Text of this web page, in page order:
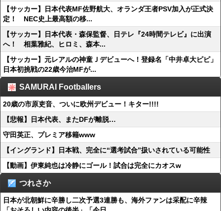
【サッカー】日本代表MF佐野航大、オランダ王者PSV加入が正式決
定！ NEC史上最高額の移...
【サッカー】日本代表・森保監督、日テレ『24時間テレビ』に出演
へ！ 相葉雅紀、ヒロミ、森本...
【サッカー】元レアルの神童Ｊデビューへ！登録名「中井卓大ピピ」
日本初挑戦の22歳今治MFが...
SAMURAI Footballers
20歳の市原吏音、ついに欧州デビュー！キター!!!!
【悲報】日本代表、またDFが離脱…
守田英正、プレミア移籍www
【イングランド】日本戦、完全に“選考試合”扱いされている可能性
【動画】伊東純也は冷静にゴール！試合は完全にカオスw
つれさか
日本が北朝鮮に辛勝し二次予選3連勝も、海外ファンは采配に辛辣